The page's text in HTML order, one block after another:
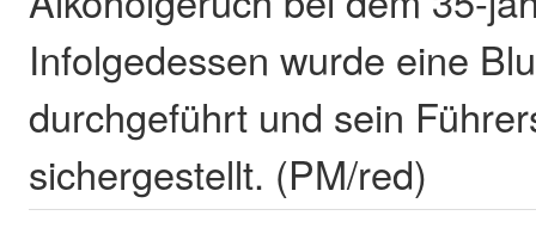
Infolgedessen wurde eine
durchgeführt und sein
sichergestellt. (PM/red)